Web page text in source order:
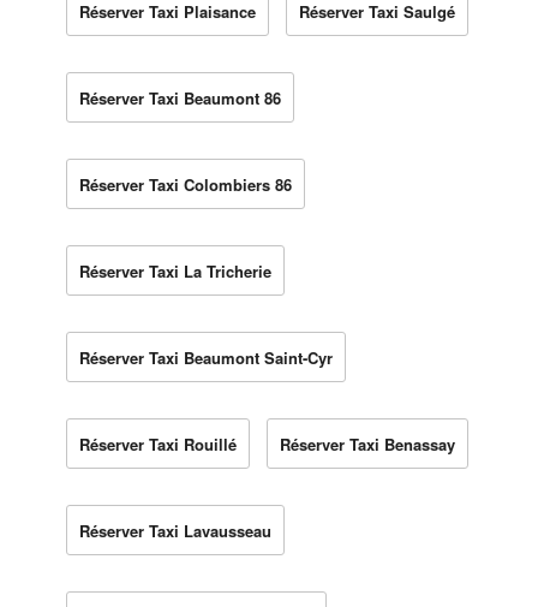
Réserver Taxi Plaisance Réserver Taxi Saulgé
Réserver Taxi Beaumont 86
Réserver Taxi Colombiers 86
Réserver Taxi La Tricherie
Réserver Taxi Beaumont Saint-Cyr
Réserver Taxi Rouillé Réserver Taxi Benassay
Réserver Taxi Lavausseau